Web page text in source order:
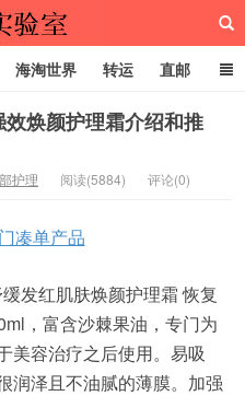
室
海淘世界 转运 直邮
焕颜护理霜介绍和推
护理 阅读(5884) 评论(0)
凑单产品
发红肌肤焕颜护理霜 恢复
，富含沙棘果油，专门为
美容治疗之后使用。易吸
润泽且不油腻的薄膜。加强